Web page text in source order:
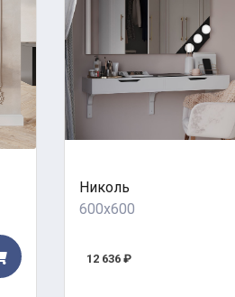
Николь
600x600
12 636 ₽